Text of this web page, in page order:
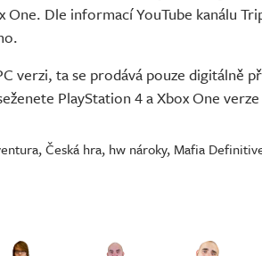
One. Dle informací YouTube kanálu
verzi, ta se prodává pouze digitálně
PlayStation 4 a Xbox One
,Česká hra, hw nároky, Mafia